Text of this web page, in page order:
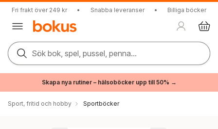
Fri frakt över 249 kr • Snabba leveranser • Billiga böcker
Sök bok, spel, pussel, penna...
Skapa nya rutiner – hälsoböcker upp till 50% →
Sport, fritid och hobby Sportböcker